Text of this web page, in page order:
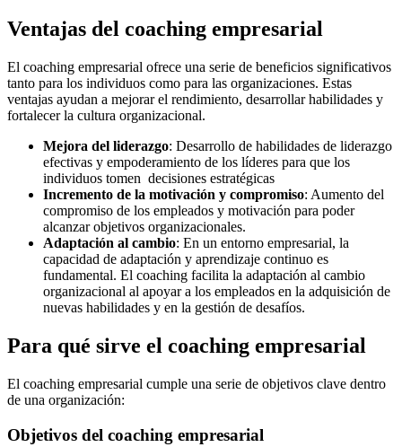
Ventajas del coaching empresarial
El coaching empresarial ofrece una serie de beneficios significativos
tanto para los individuos como para las organizaciones. Estas
ventajas ayudan a mejorar el rendimiento, desarrollar habilidades y
fortalecer la cultura organizacional.
Mejora del liderazgo: Desarrollo de habilidades de liderazgo
efectivas y empoderamiento de los líderes para que los
individuos tomen decisiones estratégicas
Incremento de la motivación y compromiso: Aumento del
compromiso de los empleados y motivación para poder
alcanzar objetivos organizacionales.
Adaptación al cambio: En un entorno empresarial, la
capacidad de adaptación y aprendizaje continuo es
fundamental. El coaching facilita la adaptación al cambio
organizacional al apoyar a los empleados en la adquisición de
nuevas habilidades y en la gestión de desafíos.
Para qué sirve el coaching empresarial
El coaching empresarial cumple una serie de objetivos clave dentro
de una organización:
Objetivos del coaching empresarial